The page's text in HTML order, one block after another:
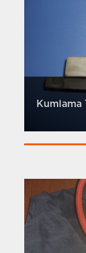
Kumlama